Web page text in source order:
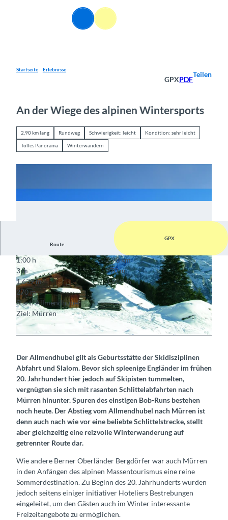
Suche Menü
Startseite Erlebnisse
GPXPDF
Teilen
An der Wiege des alpinen Wintersports
2,90 km lang Rundweg Schwierigkeit: leicht Kondition: sehr leicht
Tolles Panorama Winterwandern
© Berner Wanderwege
Route
GPX
1:00 h
2,90 km
3 m
270 m
1.639 m
1.909 m
270 m
Start: Allmendhubel
Ziel: Mürren
Der Allmendhubel gilt als Geburtsstätte der Skidisziplinen
Abfahrt und Slalom. Bevor sich spleenige Engländer im frühen
20. Jahrhundert hier jedoch auf Skipisten tummelten,
vergnügten sie sich mit rasanten Schlittelabfahrten nach
Mürren hinunter. Spuren des einstigen Bob-Runs bestehen
noch heute. Der Abstieg vom Allmendhubel nach Mürren ist
denn auch nach wie vor eine beliebte Schlittelstrecke, stellt
aber gleichzeitig eine reizvolle Winterwanderung auf
getrennter Route dar.
Wie andere Berner Oberländer Bergdörfer war auch Mürren
in den Anfängen des alpinen Massentourismus eine reine
Sommerdestination. Zu Beginn des 20. Jahrhunderts wurden
jedoch seitens einiger initiativer Hoteliers Bestrebungen
eingeleitet, um den Gästen auch im Winter interessante
Freizeitangebote zu ermöglichen.